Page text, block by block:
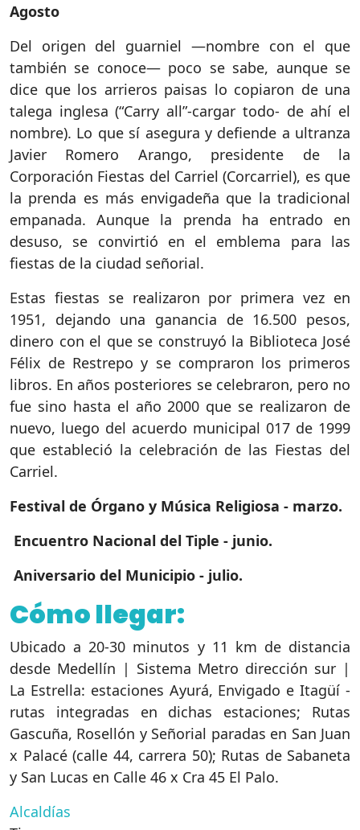
Agosto
Del origen del guarniel —nombre con el que
también se conoce— poco se sabe, aunque se
dice que los arrieros paisas lo copiaron de una
talega inglesa (“Carry all”-cargar todo- de ahí el
nombre). Lo que sí asegura y defiende a ultranza
Javier Romero Arango, presidente de la
Corporación Fiestas del Carriel (Corcarriel), es que
la prenda es más envigadeña que la tradicional
empanada. Aunque la prenda ha entrado en
desuso, se convirtió en el emblema para las
fiestas de la ciudad señorial.
Estas fiestas se realizaron por primera vez en
1951, dejando una ganancia de 16.500 pesos,
dinero con el que se construyó la Biblioteca José
Félix de Restrepo y se compraron los primeros
libros. En años posteriores se celebraron, pero no
fue sino hasta el año 2000 que se realizaron de
nuevo, luego del acuerdo municipal 017 de 1999
que estableció la celebración de las Fiestas del
Carriel.
Festival de Órgano y Música Religiosa - marzo.
Encuentro Nacional del Tiple - junio.
Aniversario del Municipio - julio.
Cómo llegar:
Ubicado a 20-30 minutos y 11 km de distancia
desde Medellín | Sistema Metro dirección sur |
La Estrella: estaciones Ayurá, Envigado e Itagüí -
rutas integradas en dichas estaciones; Rutas
Gascuña, Rosellón y Señorial paradas en San Juan
x Palacé (calle 44, carrera 50); Rutas de Sabaneta
y San Lucas en Calle 46 x Cra 45 El Palo.
Alcaldías